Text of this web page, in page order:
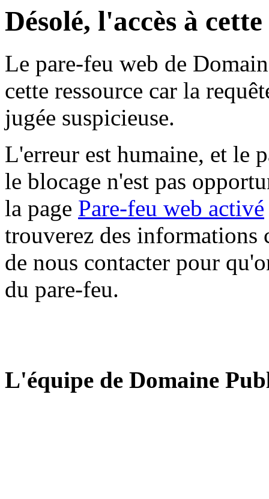
Désolé, l'accès à
Le pare-feu web de
cette ressource car la
jugée suspicieuse.
L'erreur est humaine, et le
le blocage n'est pas
la page Pare-feu web activé
trouverez des informations
de nous contacter pour
du pare-feu.
L'équipe de Domaine